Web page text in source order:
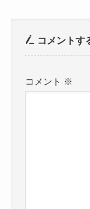
コメントす
コメント ※